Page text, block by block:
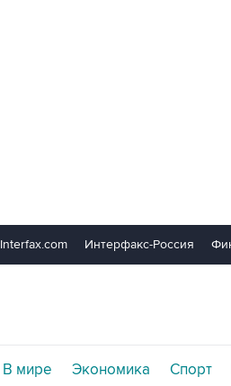
Interfax.com Интерфакс-Россия
В мире Экономика Спорт